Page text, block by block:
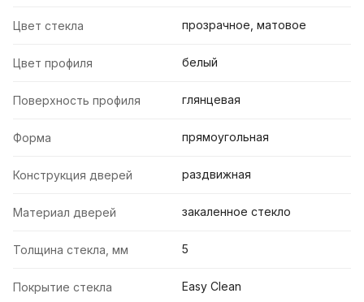
Цвет стекла прозрачное, матовое
Цвет профиля белый
Поверхность профиля глянцевая
Форма прямоугольная
Конструкция дверей раздвижная
Материал дверей закаленное стекло
Толщина стекла, мм 5
Покрытие стекла Easy Clean